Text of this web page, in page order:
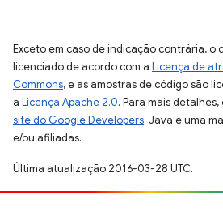
Exceto em caso de indicação contrária, o
licenciado de acordo com a Licença de
Commons, e as amostras de código são
a Licença Apache 2.0. Para mais
site do Google Developers. Java é uma
e/ou afiliadas.
Última atualização 2016-03-28 UTC.